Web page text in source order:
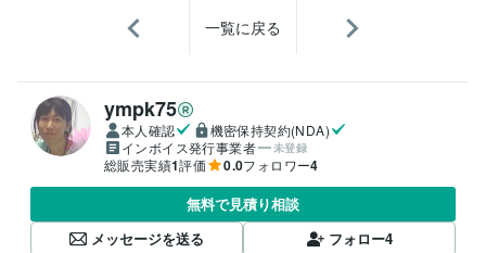
一覧に戻る
ympk75
本人確認
機密保持契約(NDA)
インボイス発行事業者
未登録
総販売実績1評価 0.0フォロワー4
無料で見積り相談
メッセージを送る
フォロー4